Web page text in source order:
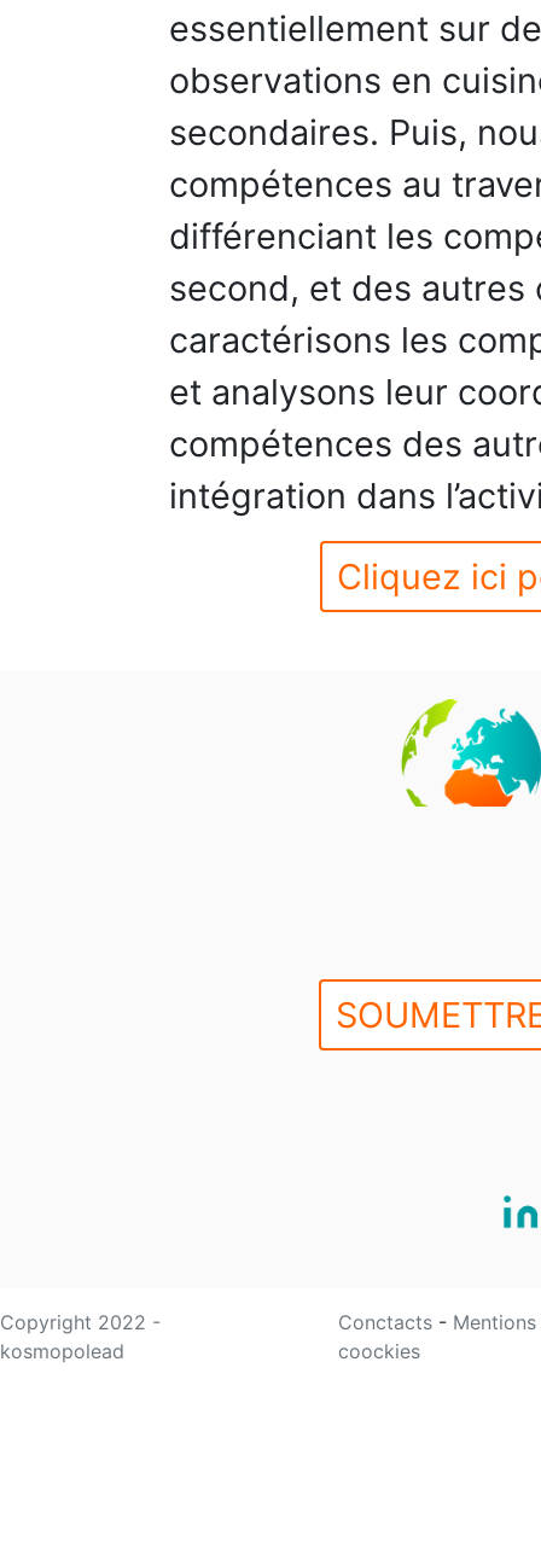
essentiellement sur
observations en
secondaires. Puis,
compétences au
différenciant les
second, et des autres
caractérisons les
et analysons leur
compétences des
intégration dans
Cliquez ici
Copyright 2022 -
kosmopolead
Conctacts -
coockies